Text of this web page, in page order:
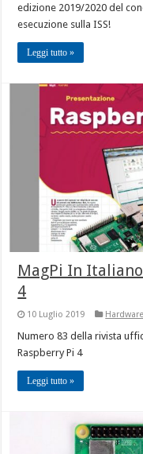
edizione 2019/2020 del
esecuzione sulla ISS!
Leggi tutto »
MagPi In
4
10 Luglio 2019
Numero 83 della rivista
Raspberry Pi 4
Leggi tutto »